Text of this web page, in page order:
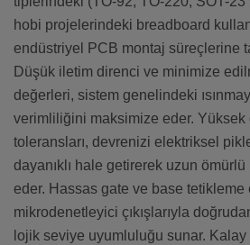
hobi projelerindeki breadboard
endüstriyel PCB montaj süreçlerine
Düşük iletim direnci ve minimize
değerleri, sistem genelindeki
verimliliğini maksimize eder. Yüksek
toleransları, devrenizi elektriksel
dayanıklı hale getirerek uzun
eder. Hassas gate ve base tetikleme
mikrodenetleyici çıkışlarıyla
lojik seviye uyumluluğu sunar. Kalay